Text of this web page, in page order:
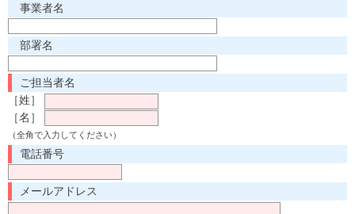
事業者名
部署名
ご担当者名
［姓］
［名］
（全角で入力してください）
電話番号
メールアドレス